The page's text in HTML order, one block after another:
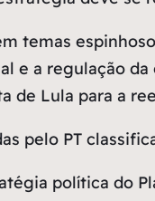
temas
e a regulação
de Lula para a
pelo PT
política do